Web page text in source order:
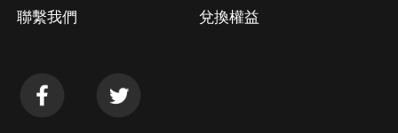
聯繫我們 兌換權益